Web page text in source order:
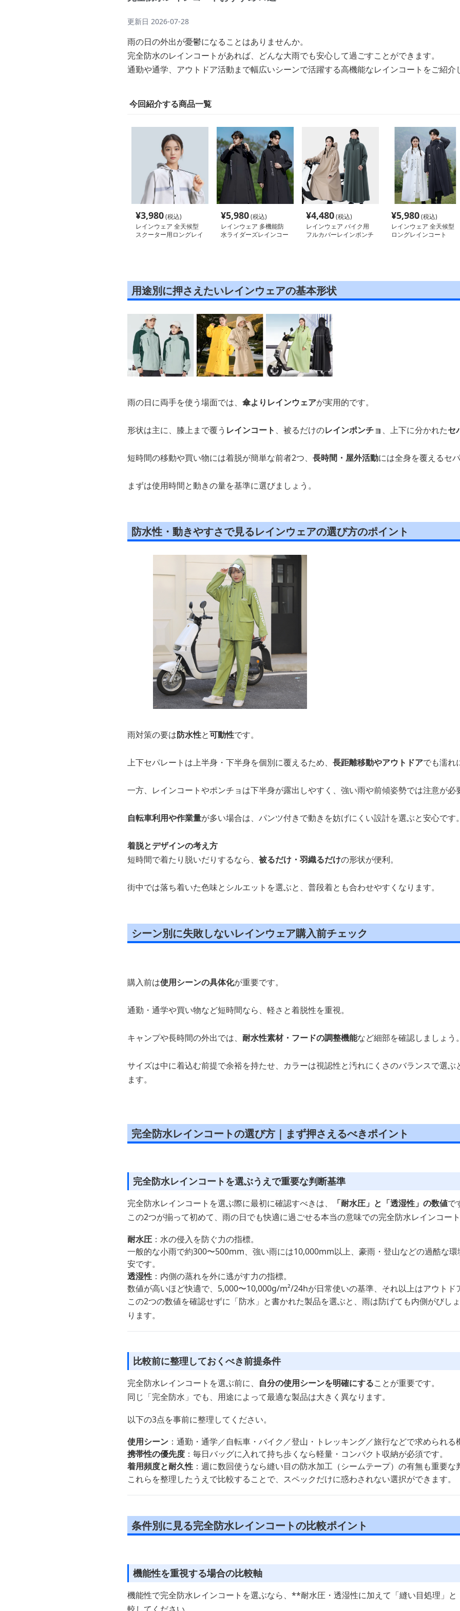
更新日 2026-07-28
雨の日の外出が憂鬱になることはありませんか。
完全防水のレインコートがあれば、どんな大雨でも安心して過ごすことができます。
通勤や通学、アウトドア活動まで幅広いシーンで活躍する高機能なレインコートをご紹介
今回紹介する商品一覧
¥3,980(税込)
レインウェア 全天候型
スクーター用ロングレイ
¥5,980(税込)
レインウェア 多機能防
水ライダーズレインコー
¥4,480(税込)
レインウェア バイク用
フルカバーレインポンチ
¥5,980(税込)
レインウェア 全天候型
ロングレインコート
用途別に押さえたいレインウェアの基本形状
雨の日に両手を使う場面では、 傘よりレインウェアが実用的です。
形状は主に、膝上まで覆う レインコート 、被るだけのレインポンチョ 、上下に分かれたセ
短時間の移動や買い物には着脱が簡単な前者2つ、 長時間・屋外活動には全身を覆えるセ
まずは使用時間と動きの量を基準に選びましょう。
防水性・動きやすさで見るレインウェアの選び方のポイント
雨対策の要は防水性と可動性です。
上下セパレートは上半身・下半身を個別に覆えるため、 長距離移動やアウトドアでも濡れ
一方、レインコートやポンチョは下半身が露出しやすく、強い雨や前傾姿勢では注意が必
自転車利用や作業量が多い場合は、パンツ付きで動きを妨げにくい設計を選ぶと安心です。
着脱とデザインの考え方
短時間で着たり脱いだりするなら、 被るだけ・羽織るだけの形状が便利。
街中では落ち着いた色味とシルエットを選ぶと、普段着とも合わせやすくなります。
シーン別に失敗しないレインウェア購入前チェック
購入前は使用シーンの具体化が重要です。
通勤・通学や買い物など短時間なら、軽さと着脱性を重視。
キャンプや長時間の外出では、 耐水性素材・フードの調整機能など細部を確認しましょう。
サイズは中に着込む前提で余裕を持たせ、カラーは視認性と汚れにくさのバランスで選ぶ
ます。
完全防水レインコートの選び方｜まず押さえるべきポイント
完全防水レインコートを選ぶうえで重要な判断基準
完全防水レインコートを選ぶ際に最初に確認すべきは、 「耐水圧」と「透湿性」の数値で
この2つが揃って初めて、雨の日でも快適に過ごせる本当の意味での完全防水レインコート
耐水圧 ：水の侵入を防ぐ力の指標。
一般的な小雨で約300〜500mm、強い雨には10,000mm以上、豪雨・登山などの過酷な
安です。
透湿性 ：内側の蒸れを外に逃がす力の指標。
数値が高いほど快適で、5,000〜10,000g/m²/24hが日常使いの基準、それ以上はアウトド
この2つの数値を確認せずに「防水」と書かれた製品を選ぶと、雨は防げても内側がびし
ります。
比較前に整理しておくべき前提条件
完全防水レインコートを選ぶ前に、 自分の使用シーンを明確にすることが重要です。
同じ「完全防水」でも、用途によって最適な製品は大きく異なります。
以下の3点を事前に整理してください。
使用シーン ：通勤・通学／自転車・バイク／登山・トレッキング／旅行などで求められる
携帯性の優先度 ：毎日バッグに入れて持ち歩くなら軽量・コンパクト収納が必須です。
着用頻度と耐久性 ：週に数回使うなら縫い目の防水加工（シームテープ）の有無も重要な
これらを整理したうえで比較することで、スペックだけに惑わされない選択ができます。
条件別に見る完全防水レインコートの比較ポイント
機能性を重視する場合の比較軸
機能性で完全防水レインコートを選ぶなら、**耐水圧・透湿性に加えて「縫い目処理」